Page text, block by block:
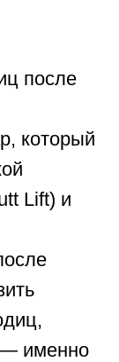
после
который
Lift) и
— именно